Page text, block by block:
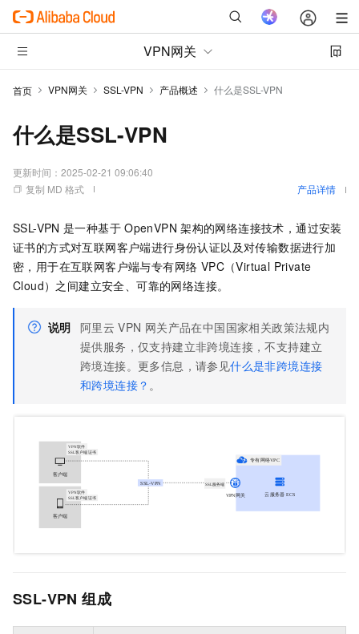
VPN网关
首页 VPN网关 SSL-VPN 产品概述 什么是SSL-VPN
什么是SSL-VPN
更新时间： 2025-02-21 09:06:40
复制 MD 格式
产品详情
SSL-VPN 是一种基于 OpenVPN 架构的网络连接技术，通过安装
证书的方式对互联网客户端进行身份认证以及对传输数据进行加
密，用于在互联网客户端与专有网络 VPC（Virtual Private
Cloud） 之间建立安全、可靠的网络连接。
说明 阿里云 VPN 网关产品在中国国家相关政策法规内
提供服务，仅支持建立非跨境连接，不支持建立
跨境连接。更多信息，请参见什么是非跨境连接
和跨境连接？ 。
SSL-VPN 组成